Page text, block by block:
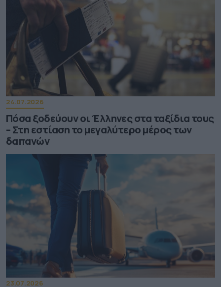
24.07.2026
Πόσα ξοδεύουν οι Έλληνες στα ταξίδια τους
– Στη εστίαση το μεγαλύτερο μέρος των
δαπανών
23.07.2026